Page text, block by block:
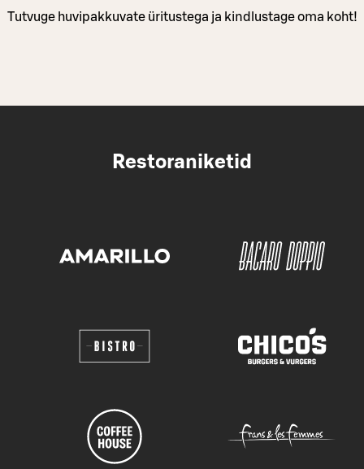
Tutvuge huvipakkuvate üritustega ja kindlustage oma koht!
Restoraniketid